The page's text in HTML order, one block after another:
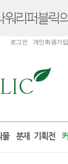
로그인 개인회원가입